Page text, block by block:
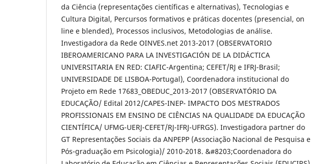
da Ciência (representações científicas e alternativas), Tecnologias e
Cultura Digital, Percursos formativos e práticas docentes (presencial, on
line e blended), Processos inclusivos, Metodologias de análise.
Investigadora da Rede OINVES.net 2013-2017 (OBSERVATORIO
IBEROAMERICANO PARA LA INVESTIGACIÓN DE LA DIDÁCTICA
UNIVERSITARIA EN RED: CIAFIC-Argentina; CEFET/RJ e IFRJ-Brasil;
UNIVERSIDADE DE LISBOA-Portugal), Coordenadora institucional do
Projeto em Rede 17683_OBEDUC_2013-2017 (OBSERVATÓRIO DA
EDUCAÇÃO/ Edital 2012/CAPES-INEP- IMPACTO DOS MESTRADOS
PROFISSIONAIS EM ENSINO DE CIÊNCIAS NA QUALIDADE DA EDUCAÇÃO
CIENTÍFICA/ UFMG-UERJ-CEFET/RJ-IFRJ-UFRGS). Investigadora partner do
GT Representações Sociais da ANPEPP (Associação Nacional de Pesquisa e
Pós-graduação em Psicologia)/ 2010-2018. &#8203;Coordenadora do